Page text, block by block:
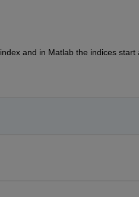
and in Matlab the indices start